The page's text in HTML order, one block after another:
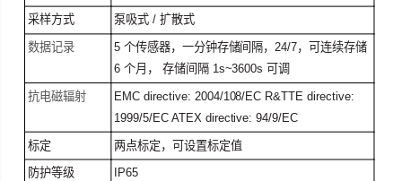
采样方式 泵吸式 / 扩散式
数据记录
5 个传感器，一分钟存储间隔，24/7，可连续存储
6 个月， 存储间隔 1s~3600s 可调
抗电磁辐射 EMC directive: 2004/108/EC R&TTE directive:
1999/5/EC ATEX directive: 94/9/EC
标定 两点标定，可设置标定值
防护等级 IP65